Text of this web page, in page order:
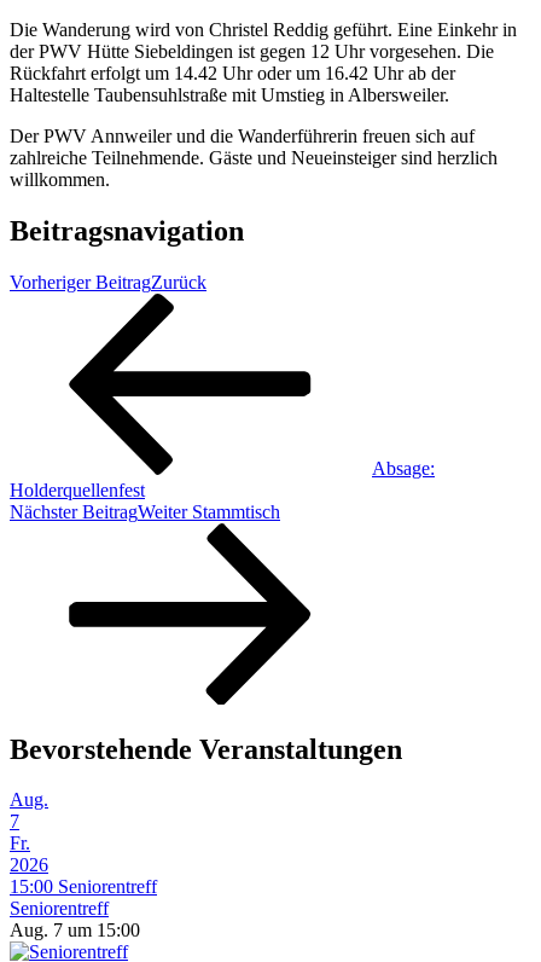
Die Wanderung wird von Christel Reddig geführt. Eine Einkehr in
der PWV Hütte Siebeldingen ist gegen 12 Uhr vorgesehen. Die
Rückfahrt erfolgt um 14.42 Uhr oder um 16.42 Uhr ab der
Haltestelle Taubensuhlstraße mit Umstieg in Albersweiler.
Der PWV Annweiler und die Wanderführerin freuen sich auf
zahlreiche Teilnehmende. Gäste und Neueinsteiger sind herzlich
willkommen.
Beitragsnavigation
Vorheriger BeitragZurück
Absage:
Holderquellenfest
Nächster BeitragWeiter Stammtisch
Bevorstehende Veranstaltungen
Aug.
7
Fr.
2026
15:00 Seniorentreff
Seniorentreff
Aug. 7 um 15:00